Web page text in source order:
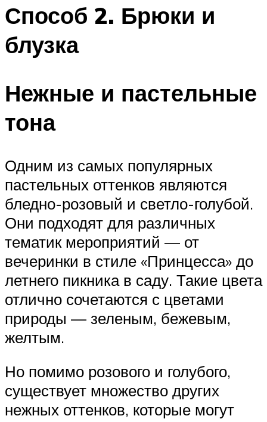
Способ 2. Брюки и
блузка
Нежные и пастельные
тона
Одним из самых популярных
пастельных оттенков являются
бледно-розовый и светло-голубой.
Они подходят для различных
тематик мероприятий — от
вечеринки в стиле «Принцесса» до
летнего пикника в саду. Такие цвета
отлично сочетаются с цветами
природы — зеленым, бежевым,
желтым.
Но помимо розового и голубого,
существует множество других
нежных оттенков, которые могут